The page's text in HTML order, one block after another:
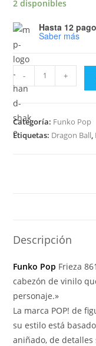
2 disponibles
Hasta 12
Saber más
Pop
Dragon
Ball
Z
- +
Categoría: Funko Pop
Etiquetas: Dragon Ball,
Descripción
Funko Pop Frieza
cabezón de vinilo
personaje.»
La marca POP! de
su estilo está
aniñado, de